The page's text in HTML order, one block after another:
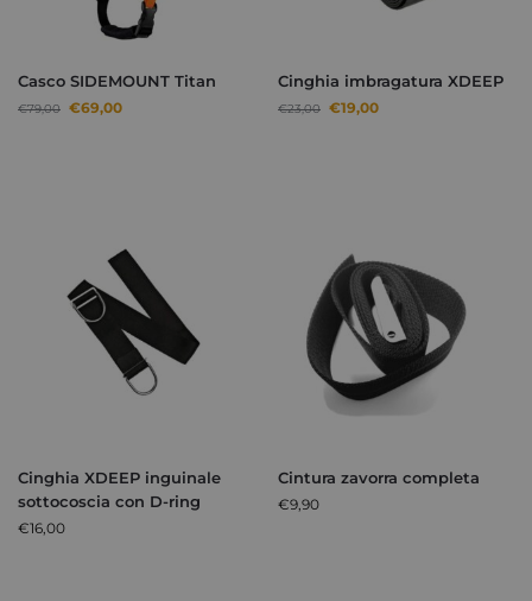
Casco SIDEMOUNT Titan
€79,00 €69,00
Cinghia imbragatura XDEEP
€23,00 €19,00
Cinghia XDEEP inguinale
sottocoscia con D-ring
€16,00
Cintura zavorra completa
€9,90